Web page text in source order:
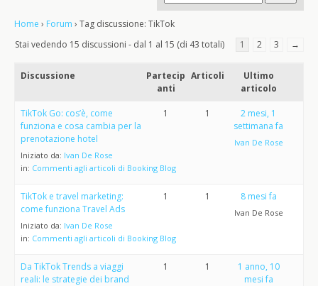
Home › Forum › Tag discussione: TikTok
Stai vedendo 15 discussioni - dal 1 al 15 (di 43 totali)
1 2 3 →
Discussione
Partecip
anti
Articoli
Ultimo
articolo
TikTok Go: cos’è, come
funziona e cosa cambia per la
prenotazione hotel
Iniziato da: Ivan De Rose
in: Commenti agli articoli di Booking Blog
1 1
2 mesi, 1
settimana fa
Ivan De Rose
TikTok e travel marketing:
come funziona Travel Ads
Iniziato da: Ivan De Rose
in: Commenti agli articoli di Booking Blog
1 1 8 mesi fa
Ivan De Rose
Da TikTok Trends a viaggi
reali: le strategie dei brand
1 1
1 anno, 10
mesi fa